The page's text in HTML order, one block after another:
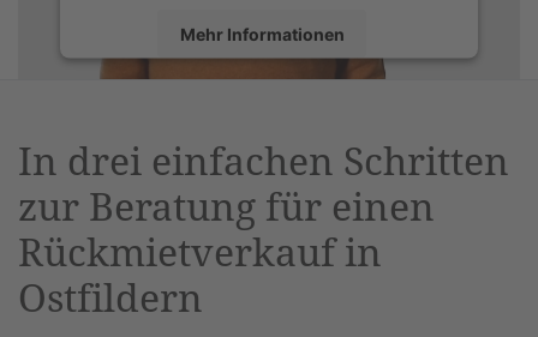
Mehr Informationen
Management Platform&eRecht24
In drei einfachen Schritten
zur Beratung für einen
Rückmietverkauf in
Ostfildern